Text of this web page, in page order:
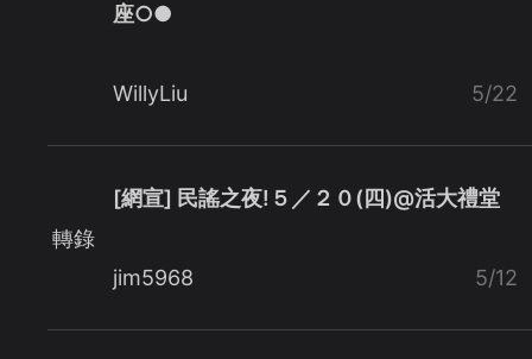
座○●
WillyLiu 5/22
轉錄
[網宣] 民謠之夜!５／２０(四)@活大禮堂
jim5968 5/12